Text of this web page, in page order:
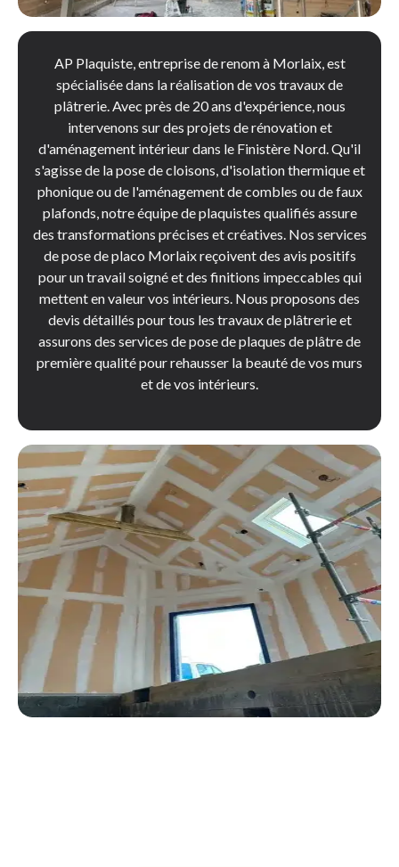
AP Plaquiste, entreprise de renom à Morlaix, est
spécialisée dans la réalisation de vos travaux de
plâtrerie. Avec près de 20 ans d'expérience, nous
intervenons sur des projets de rénovation et
d'aménagement intérieur dans le Finistère Nord. Qu'il
s'agisse de la pose de cloisons, d'isolation thermique et
phonique ou de l'aménagement de combles ou de faux
plafonds, notre équipe de plaquistes qualifiés assure
des transformations précises et créatives. Nos services
de pose de placo Morlaix reçoivent des avis positifs
pour un travail soigné et des finitions impeccables qui
mettent en valeur vos intérieurs. Nous proposons des
devis détaillés pour tous les travaux de plâtrerie et
assurons des services de pose de plaques de plâtre de
première qualité pour rehausser la beauté de vos murs
et de vos intérieurs.